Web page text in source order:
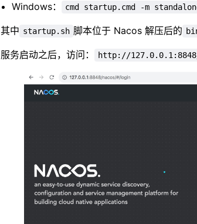
Windows： cmd startup.cmd -m
其中 startup.sh 脚本位于 Nacos 解压后的
服务启动之后，访问： http://